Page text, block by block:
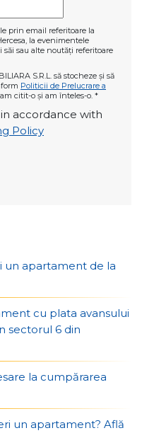
prin email referitoare la
la evenimentele
sau alte noutăți referitoare
S.R.L. să stocheze și să
Politicii de Prelucrare a
citit-o și am înteles-o. *
accordance with
Policy
un apartament de la
cu plata avansului
sectorul 6 din
la cumpărarea
un apartament? Află